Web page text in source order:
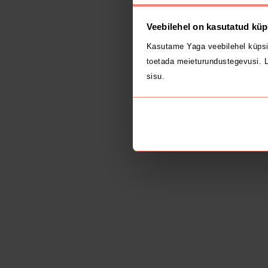
Veebilehel on kasutatud
Kasutame Yaga veebilehel
toetada meieturundustegevusi.
sisu.